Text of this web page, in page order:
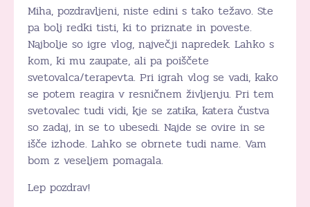
Miha, pozdravljeni, niste edini s tako težavo. Ste
pa bolj redki tisti, ki to priznate in poveste.
Najbolje so igre vlog, največji napredek. Lahko s
kom, ki mu zaupate, ali pa poiščete
svetovalca/terapevta. Pri igrah vlog se vadi, kako
se potem reagira v resničnem življenju. Pri tem
svetovalec tudi vidi, kje se zatika, katera čustva
so zadaj, in se to ubesedi. Najde se ovire in se
išče izhode. Lahko se obrnete tudi name. Vam
bom z veseljem pomagala.
Lep pozdrav!